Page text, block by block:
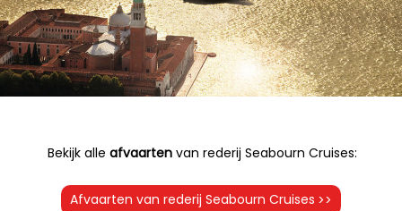
Bekijk alle afvaarten van rederij Seabourn Cruises:
Afvaarten van rederij Seabourn Cruises >>